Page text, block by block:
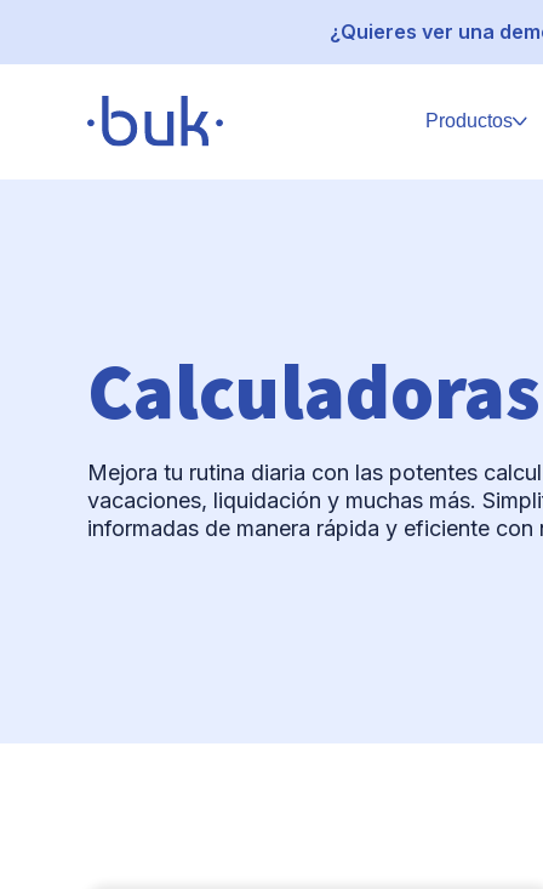
¿Quieres ver una
Productos
Mejora tu rutina diaria con las potentes
vacaciones, liquidación y muchas más.
informadas de manera rápida y eficiente con